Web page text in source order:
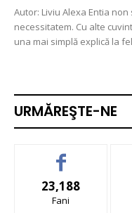
Autor: Liviu Alexa Entia
necessitatem. Cu alte
una mai simplă explică la
URMĂREŞTE-NE
23,188
Fani